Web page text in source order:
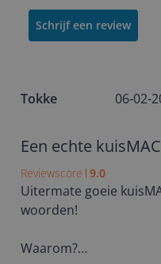
Schrijf een review
Tokke 06-02-
Een echte
Reviewscore 9.0
Uitermate goeie
woorden!
Waarom?